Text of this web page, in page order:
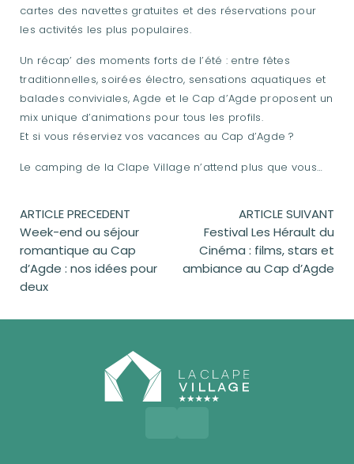
cartes des navettes gratuites et des réservations pour
les activités les plus populaires.
Un récap’ des moments forts de l’été : entre fêtes
traditionnelles, soirées électro, sensations aquatiques et
balades conviviales, Agde et le Cap d’Agde proposent un
mix unique d’animations pour tous les profils.
Et si vous réserviez vos vacances au Cap d’Agde ?
Le camping de la Clape Village n’attend plus que vous…
ARTICLE PRECEDENT
Week-end ou séjour
romantique au Cap
d’Agde : nos idées pour
deux
ARTICLE SUIVANT
Festival Les Hérault du
Cinéma : films, stars et
ambiance au Cap d’Agde